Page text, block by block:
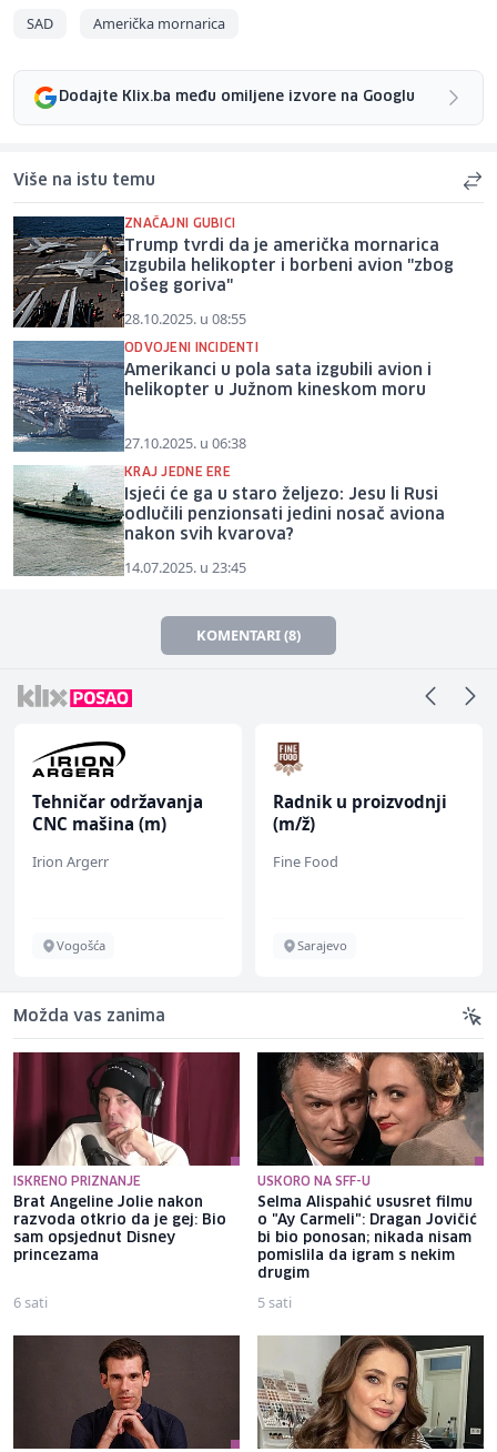
SAD Američka mornarica
Dodajte Klix.ba među omiljene izvore na Googlu
Više na istu temu
ZNAČAJNI GUBICI
Trump tvrdi da je američka mornarica
izgubila helikopter i borbeni avion "zbog
lošeg goriva"
28.10.2025. u 08:55
ODVOJENI INCIDENTI
Amerikanci u pola sata izgubili avion i
helikopter u Južnom kineskom moru
27.10.2025. u 06:38
KRAJ JEDNE ERE
Isjeći će ga u staro željezo: Jesu li Rusi
odlučili penzionsati jedini nosač aviona
nakon svih kvarova?
14.07.2025. u 23:45
KOMENTARI (8)
Tehničar održavanja
CNC mašina (m)
Irion Argerr
Vogošća
Radnik u proizvodnji
(m/ž)
Fine Food
Sarajevo
Možda vas zanima
ISKRENO PRIZNANJE
Brat Angeline Jolie nakon
razvoda otkrio da je gej: Bio
sam opsjednut Disney
princezama
6 sati
USKORO NA SFF-U
Selma Alispahić ususret filmu
o "Ay Carmeli": Dragan Jovičić
bi bio ponosan; nikada nisam
pomislila da igram s nekim
drugim
5 sati